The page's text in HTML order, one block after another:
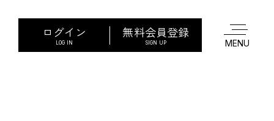
ログイン
LOG IN
無料会員登録
SIGN UP